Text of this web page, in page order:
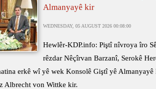
Almanyayê kir
WEDNESDAY, 05 AUGUST 2026 00:08:00
Hewlêr-KDP.info: Piştî nîvroya îro
rêzdar Nêçîrvan Barzanî, Serokê
erkê wî yê wek Konsolê Giştî yê Almanyayê
Albrecht von Wittke kir.